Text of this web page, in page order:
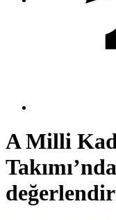
A Milli